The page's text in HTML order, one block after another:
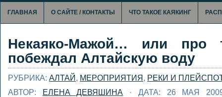
ГЛАВНАЯ О САЙТЕ / КОНТАКТЫ ЧТО ТАКОЕ КАЯКИНГ
Некаяко-Мажой… или про
побеждал Алтайскую воду
РУБРИКА: АЛТАЙ, МЕРОПРИЯТИЯ, РЕКИ И
АВТОР: ЕЛЕНА ДЕВЯШИНА · ДАТА: 26 МАЯ